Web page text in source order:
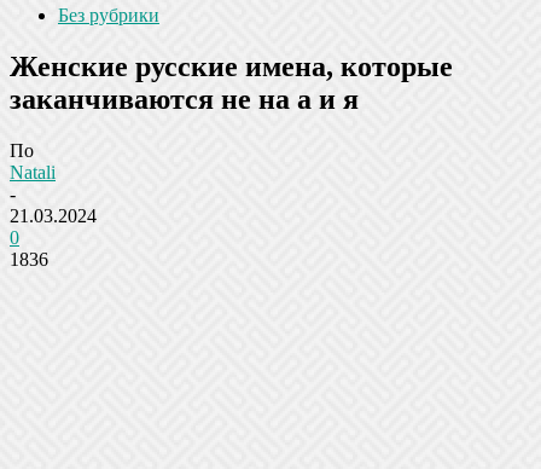
Без рубрики
Женские русские имена, которые
заканчиваются не на а и я
По
Natali
-
21.03.2024
0
1836